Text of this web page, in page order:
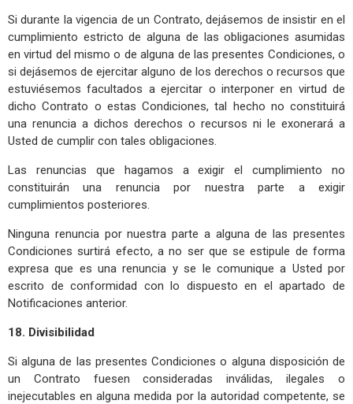
Si durante la vigencia de un Contrato, dejásemos de insistir en el
cumplimiento estricto de alguna de las obligaciones asumidas
en virtud del mismo o de alguna de las presentes Condiciones, o
si dejásemos de ejercitar alguno de los derechos o recursos que
estuviésemos facultados a ejercitar o interponer en virtud de
dicho Contrato o estas Condiciones, tal hecho no constituirá
una renuncia a dichos derechos o recursos ni le exonerará a
Usted de cumplir con tales obligaciones.
Las renuncias que hagamos a exigir el cumplimiento no
constituirán una renuncia por nuestra parte a exigir
cumplimientos posteriores.
Ninguna renuncia por nuestra parte a alguna de las presentes
Condiciones surtirá efecto, a no ser que se estipule de forma
expresa que es una renuncia y se le comunique a Usted por
escrito de conformidad con lo dispuesto en el apartado de
Notificaciones anterior.
18. Divisibilidad
Si alguna de las presentes Condiciones o alguna disposición de
un Contrato fuesen consideradas inválidas, ilegales o
inejecutables en alguna medida por la autoridad competente, se